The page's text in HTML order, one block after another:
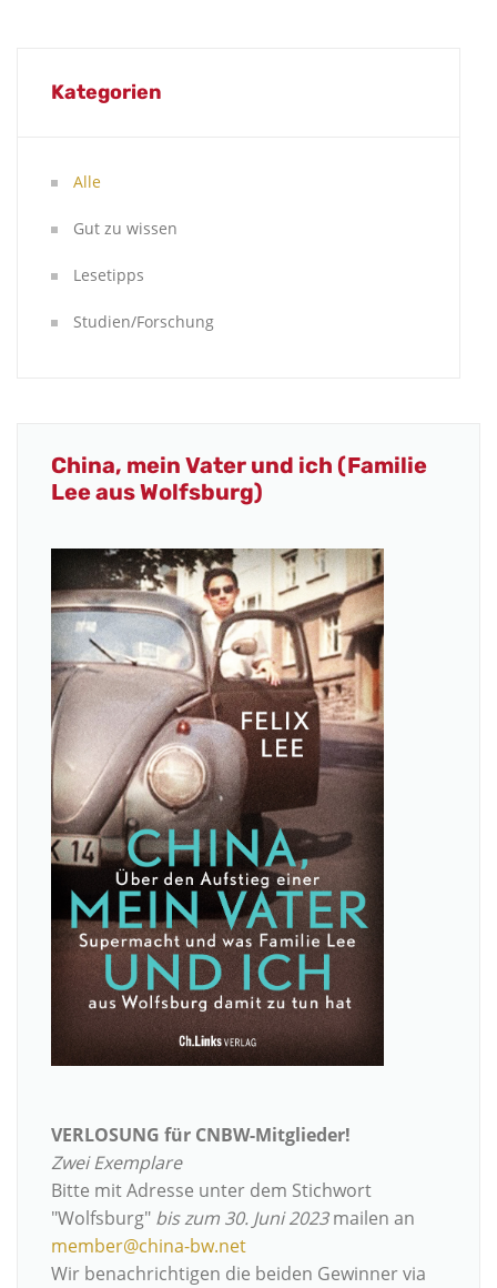
Kategorien
Alle
Gut zu wissen
Lesetipps
Studien/Forschung
China, mein Vater und ich (Familie
Lee aus Wolfsburg)
VERLOSUNG für CNBW-Mitglieder!
Zwei Exemplare
Bitte mit Adresse unter dem Stichwort
"Wolfsburg" bis zum 30. Juni 2023mailen an
member@china-bw.net
Wir benachrichtigen die beiden Gewinner via